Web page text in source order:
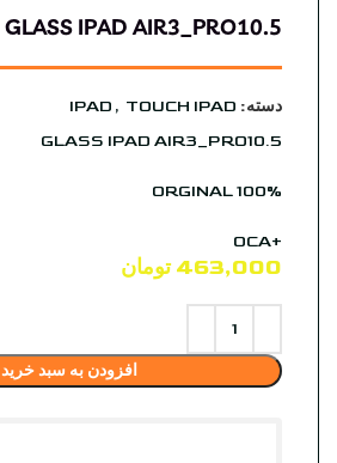
GLASS IPAD AIR3_PRO10.5
دسته: IPAD , TOUCH IPAD
GLASS IPAD AIR3_PRO10.5
ORGINAL 100%
+OCA
463,000 تومان
افزودن به سبد خرید